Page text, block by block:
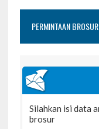
PERMINTAAN BROSUR